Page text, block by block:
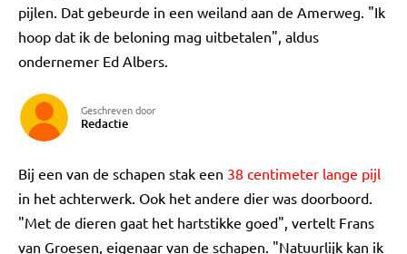
pijlen. Dat gebeurde in een weiland aan de Amerweg. "Ik
hoop dat ik de beloning mag uitbetalen", aldus
ondernemer Ed Albers.
Geschreven door
Redactie
Bij een van de schapen stak een 38 centimeter lange pijl
in het achterwerk. Ook het andere dier was doorboord.
"Met de dieren gaat het hartstikke goed", vertelt Frans
van Groesen, eigenaar van de schapen. "Natuurlijk kan ik